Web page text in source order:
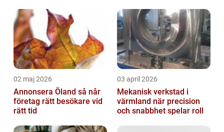
02 maj 2026
Annonsera Öland så når
företag rätt besökare vid
rätt tid
03 april 2026
Mekanisk verkstad i
värmland när precision
och snabbhet spelar roll